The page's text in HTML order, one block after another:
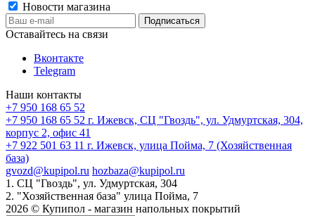
Новости магазина
Оставайтесь на связи
Вконтакте
Telegram
Наши контакты
+7 950 168 65 52
+7 950 168 65 52 г. Ижевск, СЦ "Гвоздь", ул. Удмуртская, 304,
корпус 2, офис 41
+7 922 501 63 11 г. Ижевск, улица Пойма, 7 (Хозяйственная
база)
gvozd@kupipol.ru hozbaza@kupipol.ru
1. СЦ "Гвоздь", ул. Удмуртская, 304
2. "Хозяйственная база" улица Пойма, 7
2026 © Купипол - магазин напольных покрытий